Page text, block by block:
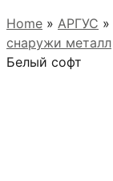
Home » АРГУС »
снаружи металл
Белый софт